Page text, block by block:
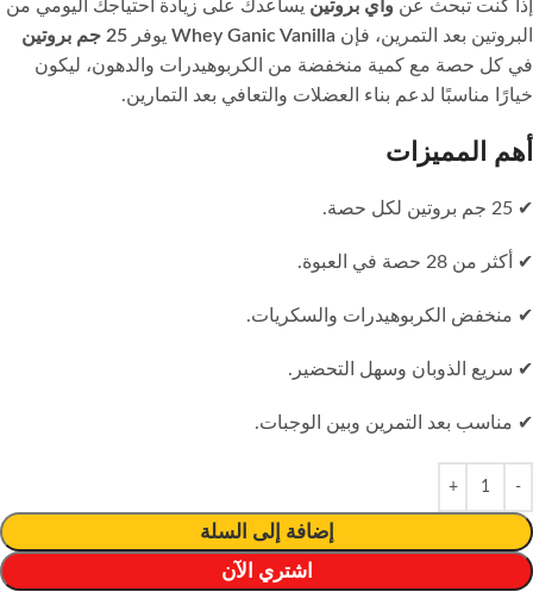
إذا كنت تبحث عن واي بروتين يساعدك على زيادة احتياجك اليومي من
البروتين بعد التمرين، فإن Whey Ganic Vanilla يوفر 25 جم بروتين
في كل حصة مع كمية منخفضة من الكربوهيدرات والدهون، ليكون
خيارًا مناسبًا لدعم بناء العضلات والتعافي بعد التمارين.
أهم المميزات
✔ 25 جم بروتين لكل حصة.
✔ أكثر من 28 حصة في العبوة.
✔ منخفض الكربوهيدرات والسكريات.
✔ سريع الذوبان وسهل التحضير.
✔ مناسب بعد التمرين وبين الوجبات.
إضافة إلى السلة
اشتري الآن